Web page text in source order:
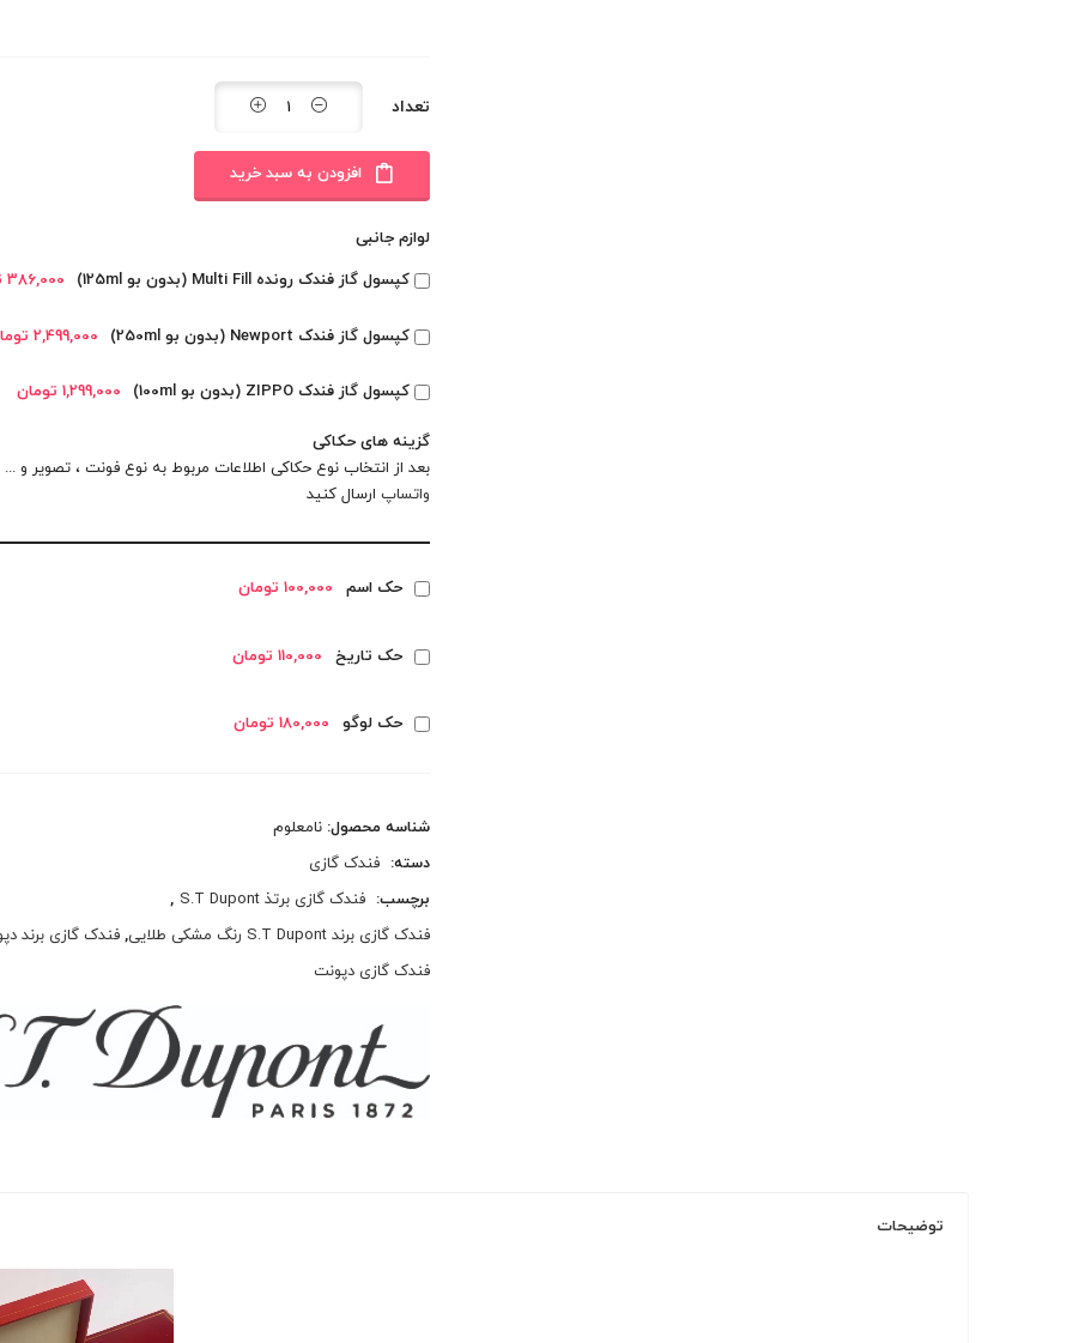
تعداد
افزودن به سبد خرید
لوازم جانبی
کپسول گاز فندک رونده Multi Fill (بدون بو 125ml)
386,000 تومان
کپسول گاز فندک Newport (بدون بو 250ml) 2,499,000 تومان
کپسول گاز فندک ZIPPO (بدون بو 100ml) 1,299,000 تومان
گزینه های حکاکی
بعد از انتخاب نوع حکاکی اطلاعات مربوط به نوع فونت ، تصویر و ...
واتساپ ارسال کنید
حک اسم 100,000 تومان
حک تاریخ 110,000 تومان
حک لوگو 180,000 تومان
شناسه محصول: نامعلوم
دسته: فندک گازی
برچسب: فندک گازی برتذ S.T Dupont
,
فندک گازی برند S.T Dupont رنگ مشکی طلایی
, فندک گازی برند
فندک گازی دپونت
توضیحات
ویدیو